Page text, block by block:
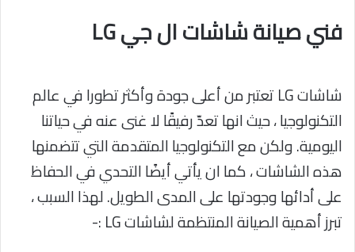
فني صيانة شاشات ال جي LG
شاشات LG تعتبر من أعلى جودة وأكثر تطورا في عالم
التكنولوجيا ، حيث انها تعدّ رفيقًا لا غنى عنه في حياتنا
اليومية. ولكن مع التكنولوجيا المتقدمة التي تتضمنها
هذه الشاشات ، كما ان يأتي أيضًا التحدي في الحفاظ
على أدائها وجودتها على المدى الطويل. لهذا السبب ،
تبرز أهمية الصيانة المنتظمة لشاشات LG :-